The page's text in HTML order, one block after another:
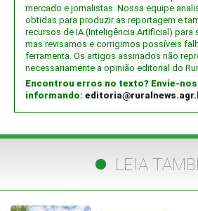
mercado e jornalistas. Nossa equipe
obtidas para produzir as reportagem e
recursos de IA (Inteligência Artificial) para
mas revisamos e corrigimos possíveis
ferramenta. Os artigos assinados não
necessariamente a opinião editorial do
Encontrou erros no texto? Envie-nos
informando:
LEIA